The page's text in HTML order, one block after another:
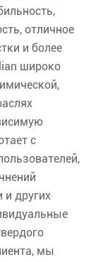
отличное
и более
широко
с
и других
мы